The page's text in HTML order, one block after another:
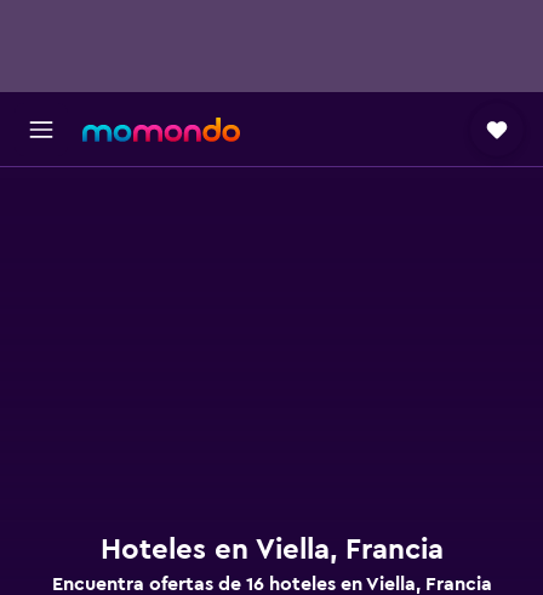
Hoteles en Viella, Francia
Encuentra ofertas de 16 hoteles en Viella, Francia